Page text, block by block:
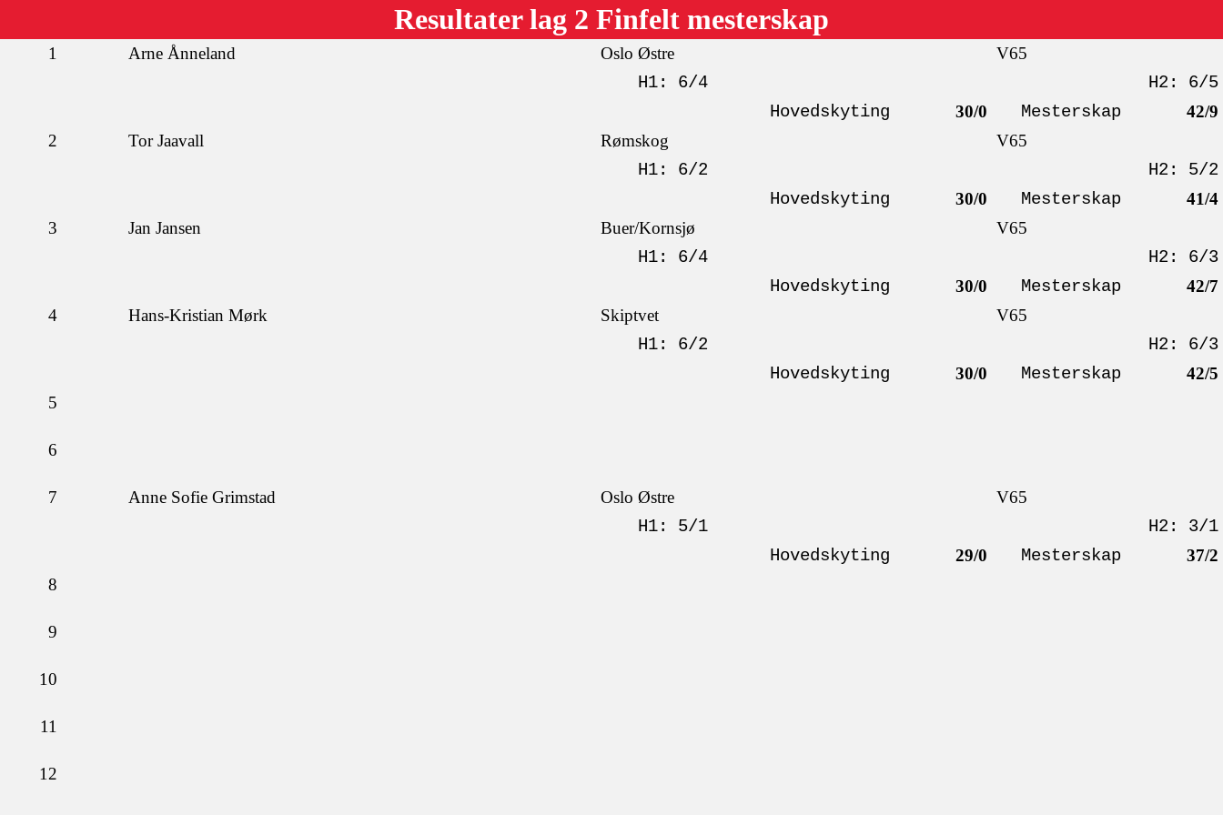
Resultater lag 2 Finfelt mesterskap
1 Arne Ånneland Oslo Østre V65
H1: 6/4
H2: 6/5
Hovedskyting
30/0 Mesterskap
42/9
2
Tor Jaavall Rømskog V65
H1: 6/2
H2: 5/2
Hovedskyting
30/0 Mesterskap
41/4
3
Jan Jansen Buer/Kornsjø V65
H1: 6/4
H2: 6/3
Hovedskyting
30/0 Mesterskap
42/7
4
Hans-Kristian Mørk Skiptvet V65
H1: 6/2
H2: 6/3
Hovedskyting
30/0 Mesterskap
42/5
5
6
7 Anne Sofie Grimstad Oslo Østre V65
H1: 5/1
H2: 3/1
Hovedskyting
29/0 Mesterskap
37/2
8
9
10
11
12